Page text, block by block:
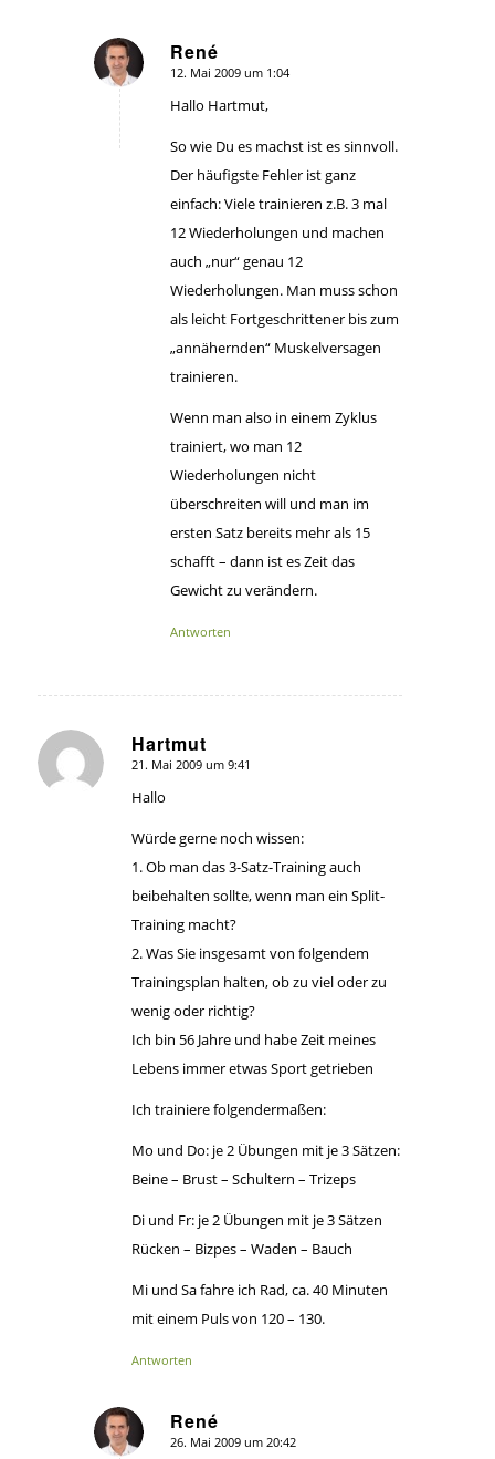
René
sagte:
12. Mai 2009 um 1:04
Hallo Hartmut,
So wie Du es machst ist es sinnvoll.
Der häufigste Fehler ist ganz
einfach: Viele trainieren z.B. 3 mal
12 Wiederholungen und machen
auch „nur“ genau 12
Wiederholungen. Man muss schon
als leicht Fortgeschrittener bis zum
„annähernden“ Muskelversagen
trainieren.
Wenn man also in einem Zyklus
trainiert, wo man 12
Wiederholungen nicht
überschreiten will und man im
ersten Satz bereits mehr als 15
schafft – dann ist es Zeit das
Gewicht zu verändern.
Antworten
Hartmut
sagte:
21. Mai 2009 um 9:41
Hallo
Würde gerne noch wissen:
1. Ob man das 3-Satz-Training auch
beibehalten sollte, wenn man ein Split-
Training macht?
2. Was Sie insgesamt von folgendem
Trainingsplan halten, ob zu viel oder zu
wenig oder richtig?
Ich bin 56 Jahre und habe Zeit meines
Lebens immer etwas Sport getrieben
Ich trainiere folgendermaßen:
Mo und Do: je 2 Übungen mit je 3 Sätzen:
Beine – Brust – Schultern – Trizeps
Di und Fr: je 2 Übungen mit je 3 Sätzen
Rücken – Bizpes – Waden – Bauch
Mi und Sa fahre ich Rad, ca. 40 Minuten
mit einem Puls von 120 – 130.
Antworten
René
sagte:
26. Mai 2009 um 20:42